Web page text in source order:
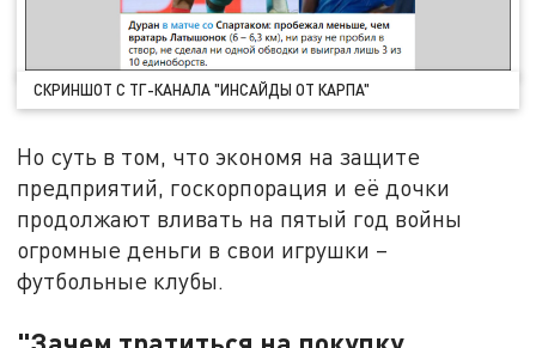
СКРИНШОТ С ТГ-КАНАЛА "ИНСАЙДЫ ОТ КАРПА"
Но суть в том, что экономя на защите
предприятий, госкорпорация и её дочки
продолжают вливать на пятый год войны
огромные деньги в свои игрушки –
футбольные клубы.